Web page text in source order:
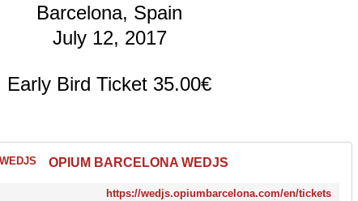
Barcelona, Spain
July 12, 2017
Early Bird Ticket 35.00€
OPIUM BARCELONA WEDJS
https://wedjs.opiumbarcelona.com/en/tickets